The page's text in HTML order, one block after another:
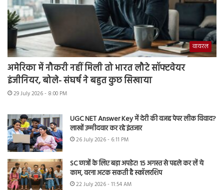
वायरल
अमेरिका में नौकरी नहीं मिली तो भारत लौटे सॉफ्टवेयर
इंजीनियर, बोले- संघर्ष ने बहुत कुछ सिखाया
29 July 2026 - 8:00 PM
UGC NET Answer Key में देरी की वजह पेपर लीक विवाद?
लाखों उम्मीदवार कर रहे इंतजार
26 July 2026 - 6:11 PM
SC छात्रों के लिए बड़ा अपडेट! 15 अगस्त से पहले कर लें ये
काम, वरना अटक सकती है स्कॉलरशिप
22 July 2026 - 11:54 AM